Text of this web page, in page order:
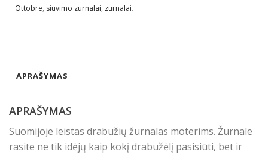
Ottobre, siuvimo zurnalai, zurnalai.
APRAŠYMAS
APRAŠYMAS
Suomijoje leistas drabužių žurnalas moterims. Žurnale
rasite ne tik idėjų kaip kokį drabužėlį pasisiūti, bet ir